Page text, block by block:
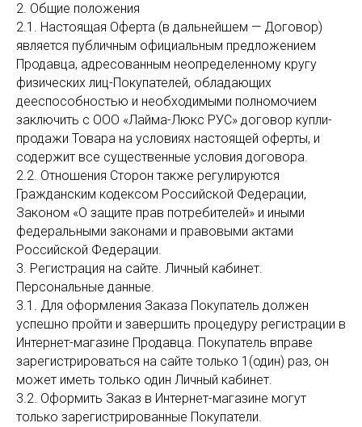
2. Общие положения
2.1. Настоящая Оферта (в дальнейшем — Договор)
является публичным официальным предложением
Продавца, адресованным неопределенному кругу
физических лиц-Покупателей, обладающих
дееспособностью и необходимыми полномочием
заключить с ООО «Лайма-Люкс РУС» договор купли-
продажи Товара на условиях настоящей оферты, и
содержит все существенные условия договора.
2.2. Отношения Сторон также регулируются
Гражданским кодексом Российской Федерации,
Законом «О защите прав потребителей» и иными
федеральными законами и правовыми актами
Российской Федерации.
3. Регистрация на сайте. Личный кабинет.
Персональные данные.
3.1. Для оформления Заказа Покупатель должен
успешно пройти и завершить процедуру регистрации в
Интернет-магазине Продавца. Покупатель вправе
зарегистрироваться на сайте только 1(один) раз, он
может иметь только один Личный кабинет.
3.2. Оформить Заказ в Интернет-магазине могут
только зарегистрированные Покупатели.